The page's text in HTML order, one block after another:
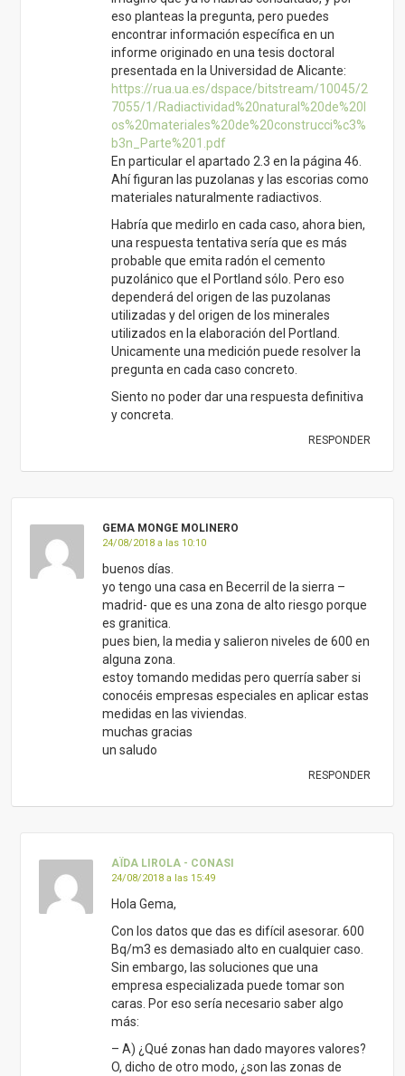
eso planteas la pregunta, pero puedes
encontrar información específica en un
informe originado en una tesis doctoral
presentada en la Universidad de Alicante:
https://rua.ua.es/dspace/bitstream/10045/2
7055/1/Radiactividad%20natural%20de%20l
os%20materiales%20de%20construcci%c3%
b3n_Parte%201.pdf
En particular el apartado 2.3 en la página 46.
Ahí figuran las puzolanas y las escorias como
materiales naturalmente radiactivos.
Habría que medirlo en cada caso, ahora bien,
una respuesta tentativa sería que es más
probable que emita radón el cemento
puzolánico que el Portland sólo. Pero eso
dependerá del origen de las puzolanas
utilizadas y del origen de los minerales
utilizados en la elaboración del Portland.
Unicamente una medición puede resolver la
pregunta en cada caso concreto.
Siento no poder dar una respuesta definitiva
y concreta.
RESPONDER
GEMA MONGE MOLINERO
24/08/2018 a las 10:10
buenos días.
yo tengo una casa en Becerril de la sierra –
madrid- que es una zona de alto riesgo porque
es granitica.
pues bien, la media y salieron niveles de 600 en
alguna zona.
estoy tomando medidas pero querría saber si
conocéis empresas especiales en aplicar estas
medidas en las viviendas.
muchas gracias
un saludo
RESPONDER
AÏDA LIROLA - CONASI
24/08/2018 a las 15:49
Hola Gema,
Con los datos que das es difícil asesorar. 600
Bq/m3 es demasiado alto en cualquier caso.
Sin embargo, las soluciones que una
empresa especializada puede tomar son
caras. Por eso sería necesario saber algo
más:
– A) ¿Qué zonas han dado mayores valores?
O, dicho de otro modo, ¿son las zonas de